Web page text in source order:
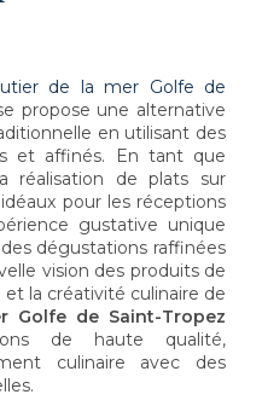
de la mer Golfe de
propose une alternative
en utilisant des
et affinés. En tant que
réalisation de plats sur
pour les réceptions
gustative unique
dégustations raffinées
vision des produits de
la créativité culinaire de
Golfe de Saint-Tropez
de haute qualité,
culinaire avec des